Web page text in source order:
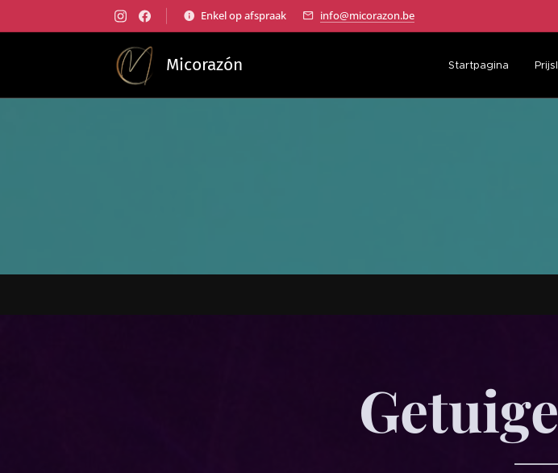
Enkel op afspraak info@micorazon.be
Micorazón Startpagina